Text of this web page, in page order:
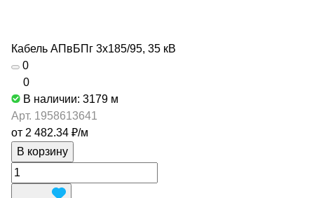
Кабель АПвБПг 3х185/95, 35 кВ
0
0
В наличии: 3179 м
Арт. 1958613641
от 2 482.34 ₽/м
В корзину